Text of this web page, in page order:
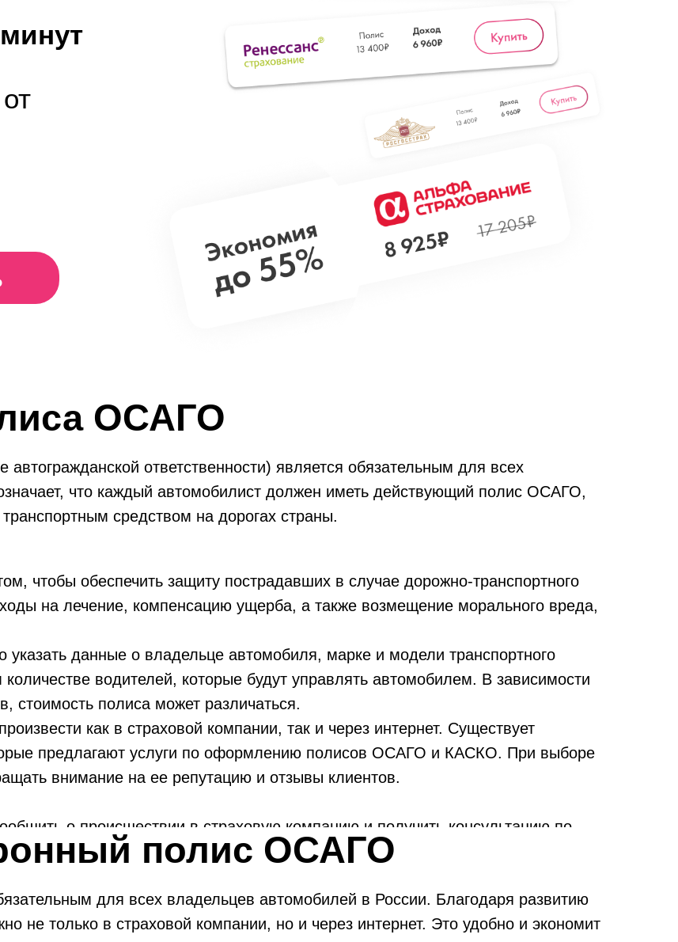
ОСАГО
ответственности) является обязательным для всех
что каждый автомобилист должен иметь действующий полис ОСАГО,
средством на дорогах страны.
чтобы обеспечить защиту пострадавших в случае дорожно-транспортного
на лечение, компенсацию ущерба, а также возмещение морального вреда,
данные о владельце автомобиля, марке и модели транспортного
водителей, которые будут управлять автомобилем. В зависимости
стоимость полиса может различаться.
как в страховой компании, так и через интернет. Существует
предлагают услуги по оформлению полисов ОСАГО и КАСКО. При выборе
внимание на ее репутацию и отзывы клиентов.
о происшествии в страховую компанию и получить консультацию по
проведет расследование и определит размер возмещения ущерба.
полис ОСАГО
для всех владельцев автомобилей в России. Благодаря развитию
не только в страховой компании, но и через интернет. Это удобно и экономит